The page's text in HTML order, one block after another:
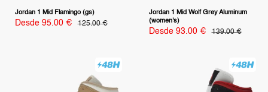
Jordan 1 Mid Flamingo (gs)
Precio
Desde 95.00 €
Precio
125.00 €
Jordan 1 Mid Wolf Grey Aluminum
(women's)
Precio
Desde 93.00 €
Precio
139.00 €